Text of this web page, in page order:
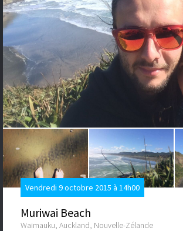
Vendredi 9 octobre 2015 à 14h00
Muriwai Beach
Waimauku, Auckland, Nouvelle-Zélande